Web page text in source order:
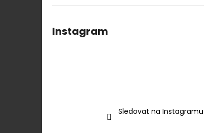
Instagram
Sledovat na Instagramu